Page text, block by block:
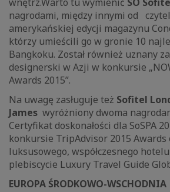
nagrodami, między innymi od
amerykańskiej edycji magazynu
którzy umieścili go w gronie 10
Bangkoku. Został również uznany
designerski w Azji w konkursie
Awards 2015”.
Na uwagę zasługuje też Sofitel
James wyróżniony dwoma
Certyfikat doskonałości dla SoSPA
konkursie TripAdvisor 2015 Awards
luksusowego, współczesnego
plebiscycie Luxury Travel Guide
EUROPA ŚRODKOWO-WSCHODNIA